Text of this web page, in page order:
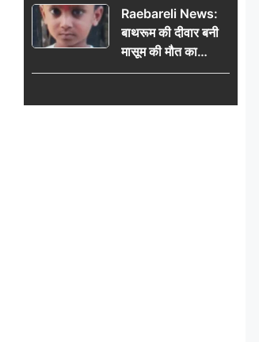
राहुकाल और दिनभर का
पंचांग
Raebareli News:
बाथरूम की दीवार बनी
मासूम की मौत का
कारण, खेलते-खेलते छह
मौत